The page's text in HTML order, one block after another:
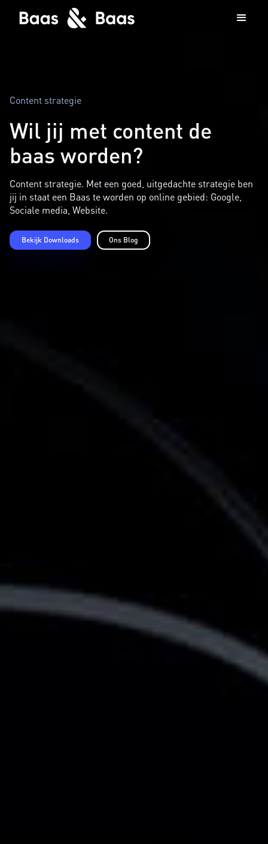
Content strategie
Wil jij met content de
baas worden?
Content strategie. Met een goed, uitgedachte strategie ben
jij in staat een Baas te worden op online gebied: Google,
Sociale media, Website.
Bekijk Downloads Ons Blog